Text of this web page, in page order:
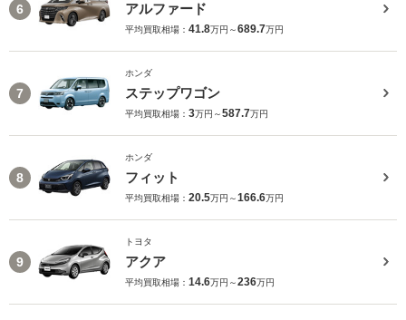
6 アルファード
平均買取相場： 41.8万円～689.7万円
7
ホンダ
ステップワゴン
平均買取相場： 3万円～587.7万円
8
ホンダ
フィット
平均買取相場： 20.5万円～166.6万円
9
トヨタ
アクア
平均買取相場： 14.6万円～236万円